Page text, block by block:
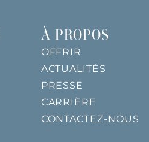
À PROPOS
OFFRIR
ACTUALITÉS
PRESSE
CARRIÈRE
CONTACTEZ-NOUS